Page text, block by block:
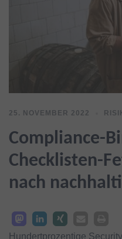
25. NOVEMBER 2022
Compliance-
Checklisten-
nach
Hundertprozentige